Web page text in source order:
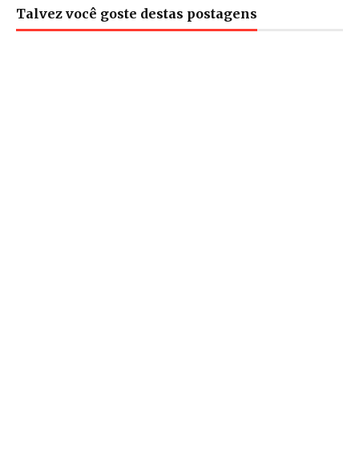
Talvez você goste destas postagens